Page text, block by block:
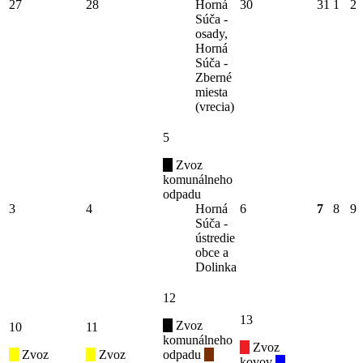
27 28
Horná
Súča -
osady,
Horná
Súča -
Zberné
miesta
(vrecia)
30 31 1 2
3 4
5
Zvoz
komunálneho
odpadu
Horná
Súča -
ústredie
obce a
Dolinka
6 7 8 9
10
Zvoz
11
Zvoz
12
Zvoz
komunálneho
odpadu
13
Zvoz